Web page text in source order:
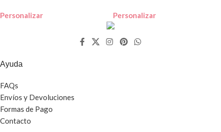
Personalizar Personalizar
Ayuda
FAQs
Envíos y Devoluciones
Formas de Pago
Contacto